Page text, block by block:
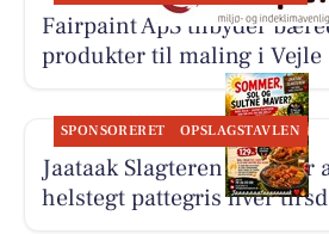
Fairpaint ApS tilbyder
produkter til maling i Vejle
SPONSORERET OPSLAGSTAVLEN
Jaataak Slagteren serverer
helstegt pattegris hver